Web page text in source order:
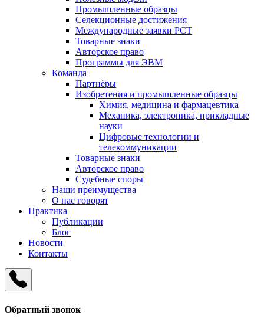
Промышленные образцы
Селекционные достижения
Международные заявки PCT
Товарные знаки
Авторское право
Программы для ЭВМ
Команда
Партнёры
Изобретения и промышленные образцы
Химия, медицина и фармацевтика
Механика, электроника, прикладные
науки
Цифровые технологии и
телекоммуникации
Товарные знаки
Авторское право
Судебные споры
Наши преимущества
О нас говорят
Практика
Публикации
Блог
Новости
Контакты
Обратный звонок